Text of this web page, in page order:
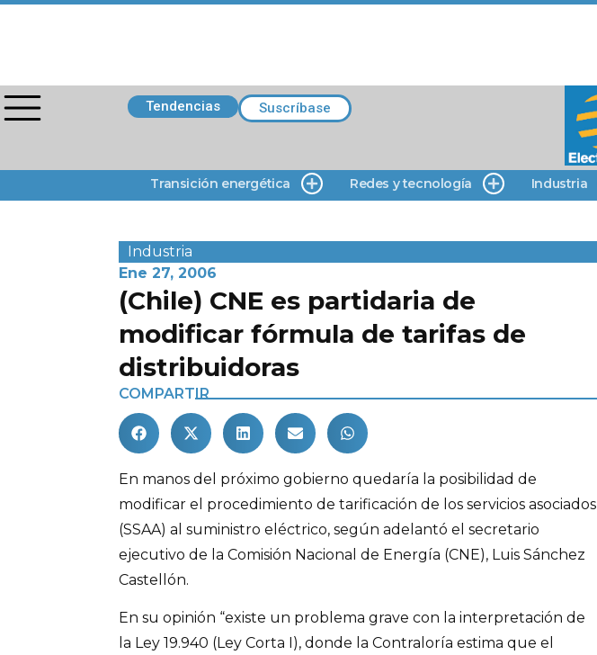
Tendencias Suscríbase
Transición energética Redes y tecnología Industria
Industria
Ene 27, 2006
(Chile) CNE es partidaria de
modificar fórmula de tarifas de
distribuidoras
COMPARTIR
En manos del próximo gobierno quedaría la posibilidad de
modificar el procedimiento de tarificación de los servicios asociados
(SSAA) al suministro eléctrico, según adelantó el secretario
ejecutivo de la Comisión Nacional de Energía (CNE), Luis Sánchez
Castellón.
En su opinión “existe un problema grave con la interpretación de
la Ley 19.940 (Ley Corta I), donde la Contraloría estima que el